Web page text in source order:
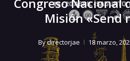
Misión «Send
Bydirectorjae 18 marzo,